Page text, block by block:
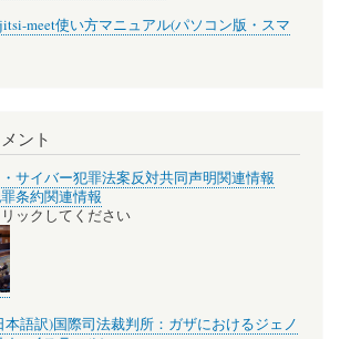
meet使い方マニュアル(パソコン版・スマ
ント
サイバー犯罪法案反対共同声明関連情報
条約関連情報
ックしてください
語訳)国際司法裁判所：ガザにおけるジェノ